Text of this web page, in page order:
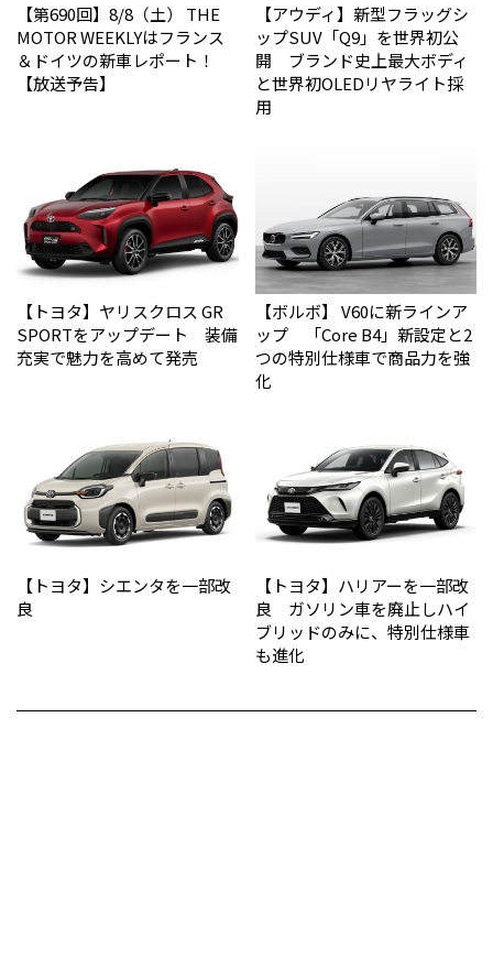
【第690回】8/8（土） THE
MOTOR WEEKLYはフランス
＆ドイツの新車レポート！
【放送予告】
【アウディ】新型フラッグシ
ップSUV「Q9」を世界初公
開 ブランド史上最大ボディ
と世界初OLEDリヤライト採
用
【トヨタ】ヤリスクロス GR
SPORTをアップデート 装備
充実で魅力を高めて発売
【ボルボ】 V60に新ラインア
ップ 「Core B4」新設定と2
つの特別仕様車で商品力を強
化
【トヨタ】シエンタを一部改
良
【トヨタ】ハリアーを一部改
良 ガソリン車を廃止しハイ
ブリッドのみに、特別仕様車
も進化